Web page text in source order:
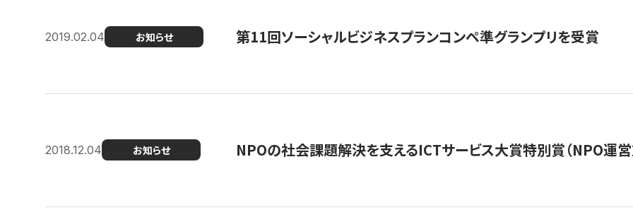
2019.02.04 お知らせ 第11回ソーシャルビジネスプランコンペ準グランプリを受賞
2018.12.04 お知らせ NPOの社会課題解決を支えるICTサービス大賞特別賞（NPO運